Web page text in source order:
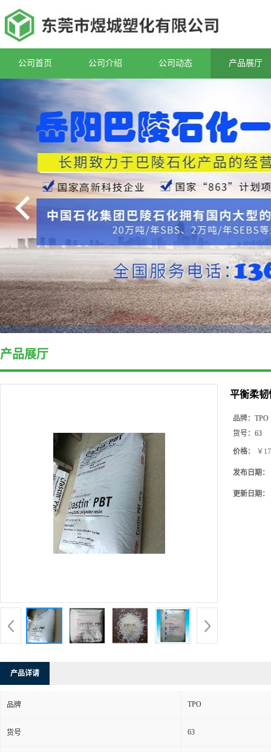
公司首页 公司介绍 公司动态 产品展厅
产品展厅
平衡柔韧
品牌： TPO
货号： 63
价格： ￥
发布日期：
更新日期：
产品详请
品牌 TPO
货号 63